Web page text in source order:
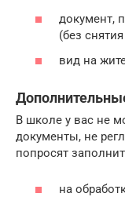
документ,
(без
вид на
В школе у вас не
документы, не
попросят
на